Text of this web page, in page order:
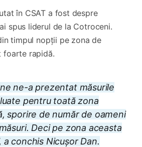
în CSAT a fost despre
spus liderul de la Cotroceni.
timpul nopții pe zona de
foarte rapidă.
ne-a prezentat măsurile
pentru toată zona
sporire de număr de oameni
Deci pe zona aceasta
a conchis Nicușor Dan.